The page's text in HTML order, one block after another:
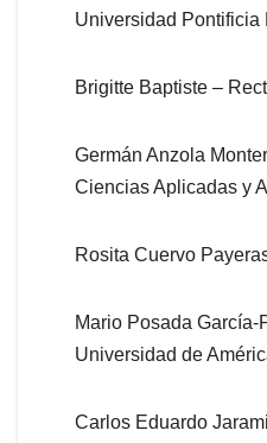
Universidad Pontificia
Brigitte Baptiste –
Germán Anzola
Ciencias Aplicadas y
Rosita Cuervo
Mario Posada García-
Universidad de
Carlos Eduardo